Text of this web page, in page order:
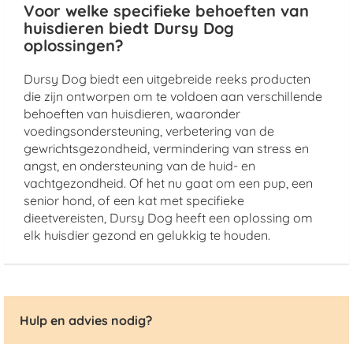
Voor welke specifieke behoeften van
huisdieren biedt Dursy Dog
oplossingen?
Dursy Dog biedt een uitgebreide reeks producten
die zijn ontworpen om te voldoen aan verschillende
behoeften van huisdieren, waaronder
voedingsondersteuning, verbetering van de
gewrichtsgezondheid, vermindering van stress en
angst, en ondersteuning van de huid- en
vachtgezondheid. Of het nu gaat om een pup, een
senior hond, of een kat met specifieke
dieetvereisten, Dursy Dog heeft een oplossing om
elk huisdier gezond en gelukkig te houden.
Hulp en advies nodig?